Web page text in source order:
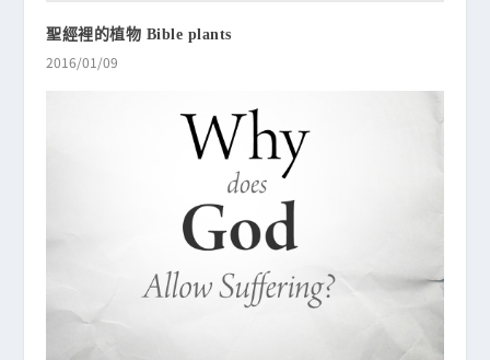
聖經裡的植物 Bible plants
2016/01/09